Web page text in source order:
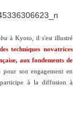
à Kyoto, il s'est illustré
techniques novatrices
aux fondements de
pour son engagement en
à la diffusion à